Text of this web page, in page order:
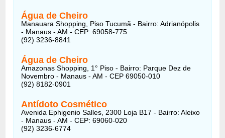
Água de Cheiro
Manauara Shopping, Piso Tucumã - Bairro: Adrianópolis
- Manaus - AM - CEP: 69058-775
(92) 3236-8841
Água de Cheiro
Amazonas Shopping, 1° Piso - Bairro: Parque Dez de
Novembro - Manaus - AM - CEP 69050-010
(92) 8182-0901
Antídoto Cosmético
Avenida Ephigenio Salles, 2300 Loja B17 - Bairro: Aleixo
- Manaus - AM - CEP: 69060-020
(92) 3236-6774